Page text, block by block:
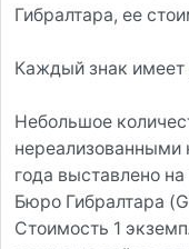
Гибралтара, ее
Каждый знак
Небольшое
нереализованными
года выставлено
Бюро Гибралтара
Стоимость 1